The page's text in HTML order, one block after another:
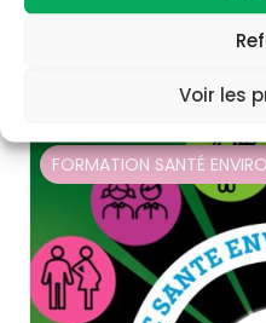
Voir les
RecenSE : le
santé-
FORMATION SANTÉ